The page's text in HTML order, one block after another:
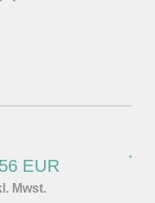
EUR *
Mwst.